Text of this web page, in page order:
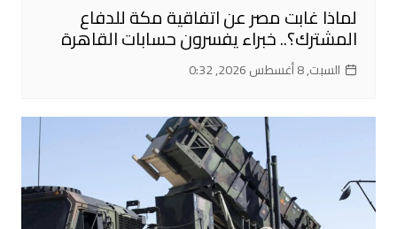
لماذا غابت مصر عن اتفاقية مكة للدفاع
المشترك؟.. خبراء يفسرون حسابات القاهرة
السبت, 8 أغسطس 2026, 0:32